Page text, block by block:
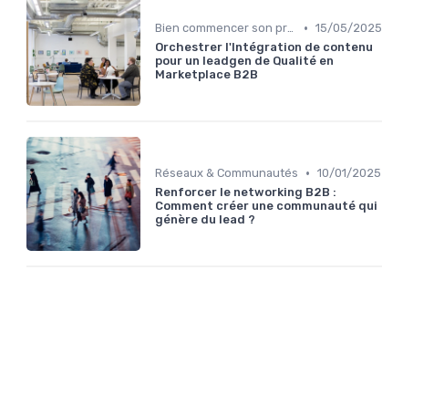
Bien commencer son projet • 15/05/2025
Orchestrer l'Intégration de contenu
pour un leadgen de Qualité en
Marketplace B2B
Réseaux & Communautés • 10/01/2025
Renforcer le networking B2B :
Comment créer une communauté qui
génère du lead ?